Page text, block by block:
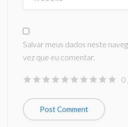
Salvar meus dados neste
vez que eu comentar.
0